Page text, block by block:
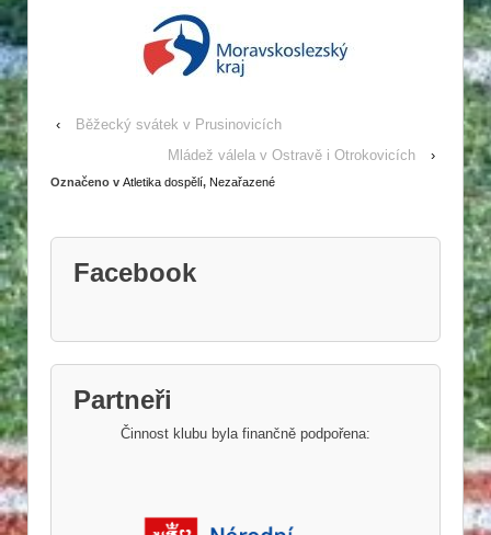
‹
Běžecký svátek v Prusinovicích
Mládež válela v Ostravě i Otrokovicích
›
Označeno v Atletika dospělí, Nezařazené
Facebook
Partneři
Činnost klubu byla finančně podpořena: